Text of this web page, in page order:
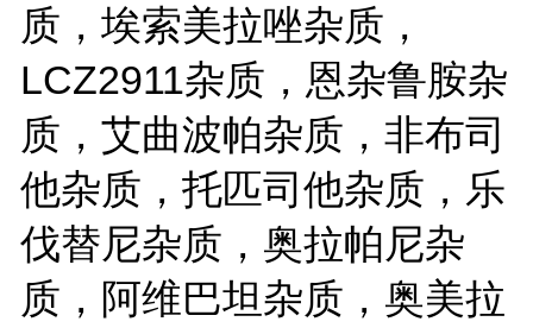
质，埃索美拉唑杂质，
LCZ2911杂质，恩杂鲁胺杂
质，艾曲波帕杂质，非布司
他杂质，托匹司他杂质，乐
伐替尼杂质，奥拉帕尼杂
质，阿维巴坦杂质，奥美拉